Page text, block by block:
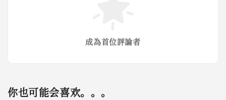
成為首位評論者
你也可能会喜欢。。。